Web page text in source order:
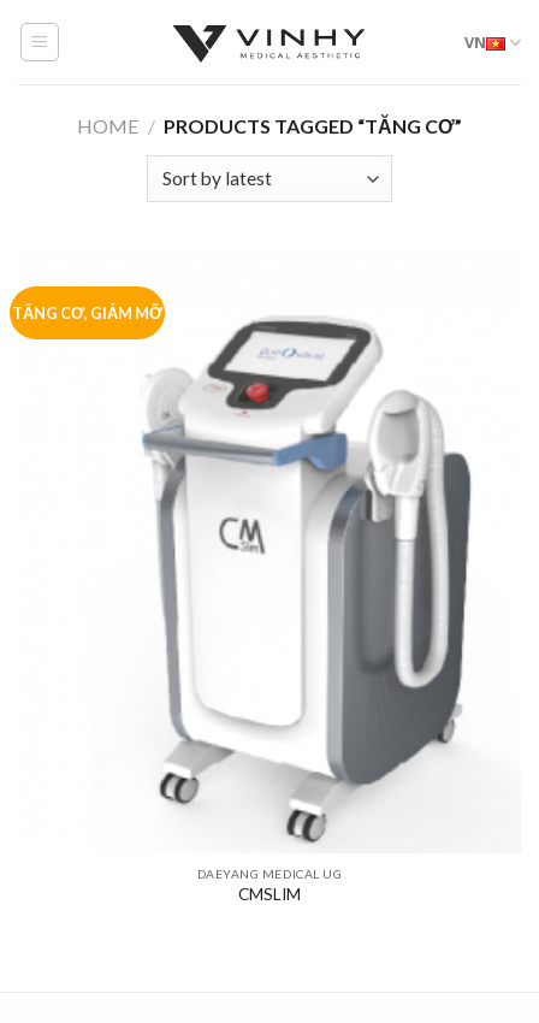
VN
HOME / PRODUCTS TAGGED “TĂNG CƠ”
TĂNG CƠ, GIẢM MỠ
DAEYANG MEDICAL UG
CMSLIM